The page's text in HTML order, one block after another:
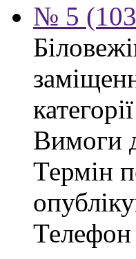
№ 5
Вимоги
Термін
Телефон